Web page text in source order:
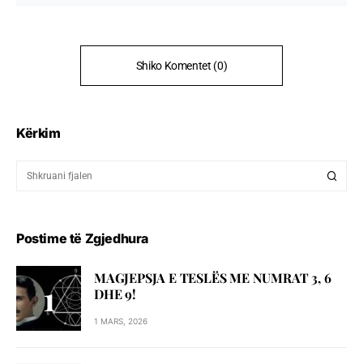
Shiko Komentet (0)
Kërkim
Postime të Zgjedhura
MAGJEPSJA E TESLËS ME NUMRAT 3, 6
DHE 9!
1 MARS, 2026